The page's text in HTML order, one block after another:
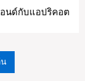
นด์กับแอปริคอต